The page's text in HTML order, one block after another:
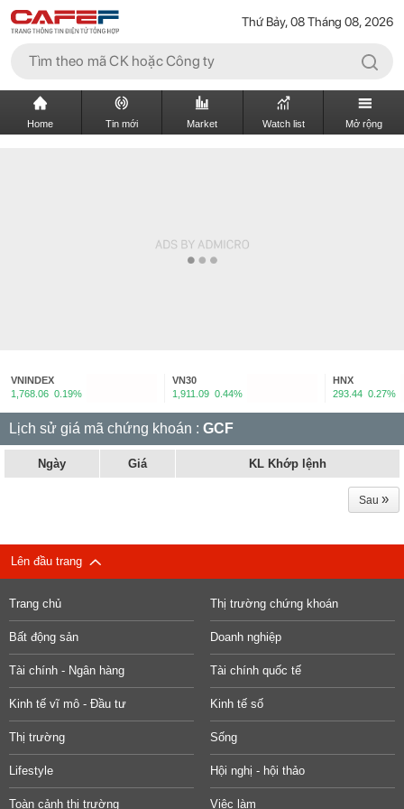
Thứ Bảy, 08 Tháng 08, 2026
Home Tin mới Market Watch list Mở rộng
VNINDEX
1,768.06 0.19%
VN30
1,911.09 0.44%
HNX
293.44 0.27%
Lịch sử giá mã chứng khoán : GCF
Ngày Giá KL Khớp lệnh
Sau »
Lên đầu trang
Trang chủ
Bất động sản
Tài chính - Ngân hàng
Kinh tế vĩ mô - Đầu tư
Thị trường
Lifestyle
Toàn cảnh thị trường
Thị trường chứng khoán
Doanh nghiệp
Tài chính quốc tế
Kinh tế số
Sống
Hội nghị - hội thảo
Việc làm